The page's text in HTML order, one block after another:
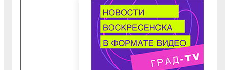
10 Исчерпывающий
перечень
документов,
необходимых для
предоставления
Государственной